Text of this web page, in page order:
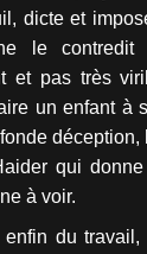
dicte et
le contredit
et pas très
un enfant à
déception,
qui
à voir.
enfin du